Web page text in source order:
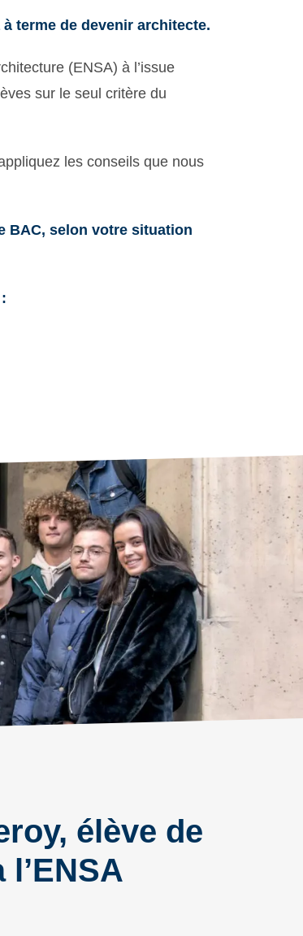
terme de devenir architecte.
(ENSA) à l’issue
sur le seul critère du
les conseils que nous
BAC, selon votre situation
élève de